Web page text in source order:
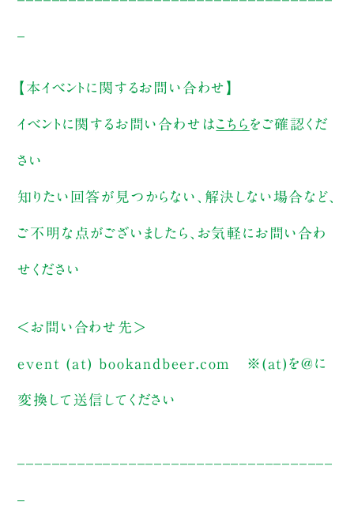
【本イベントに関するお問い合わせ】
イベントに関するお問い合わせはこちら をご確認くだ
さい
知りたい回答が見つからない、解決しない場合など、
ご不明な点がございましたら、お気軽にお問い合わ
せください
＜お問い合わせ先＞
event (at) bookandbeer.com ※(at)を@に
変換して送信してください